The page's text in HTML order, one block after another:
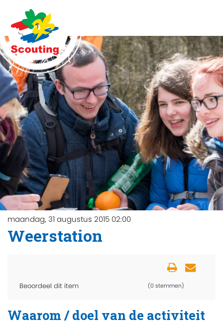
maandag, 31 augustus 2015 02:00
Weerstation
Beoordeel dit item (0 stemmen)
Waarom / doel van de activiteit